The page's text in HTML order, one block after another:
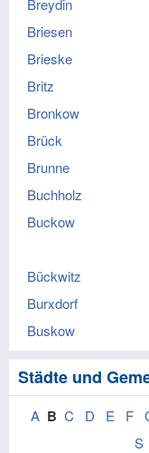
Breydin
Briesen
Brieske
Britz
Bronkow
Brück
Brunne
Buchholz
Buckow
Bückwitz
Burxdorf
Buskow
Städte und
A B C D E F
S